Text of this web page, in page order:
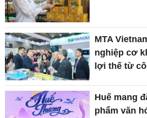
MTA
nghiệp cơ
lợi thế từ
Huế mang
phẩm văn